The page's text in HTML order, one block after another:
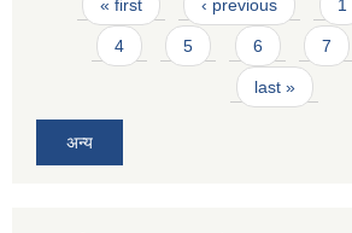
« first ‹ previous 1
4 5 6 7
last »
अन्य